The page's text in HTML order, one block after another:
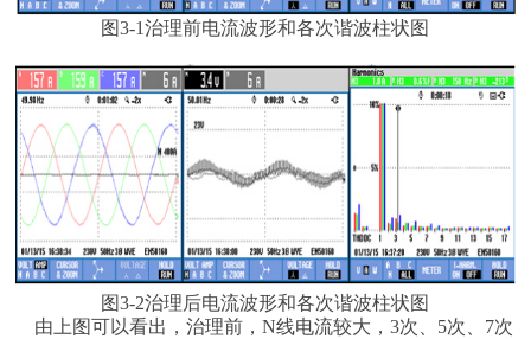
图3-1治理前电流波形和各次谐波柱状图
图3-2治理后电流波形和各次谐波柱状图
由上图可以看出，治理前，N线电流较大，3次、5次、7次